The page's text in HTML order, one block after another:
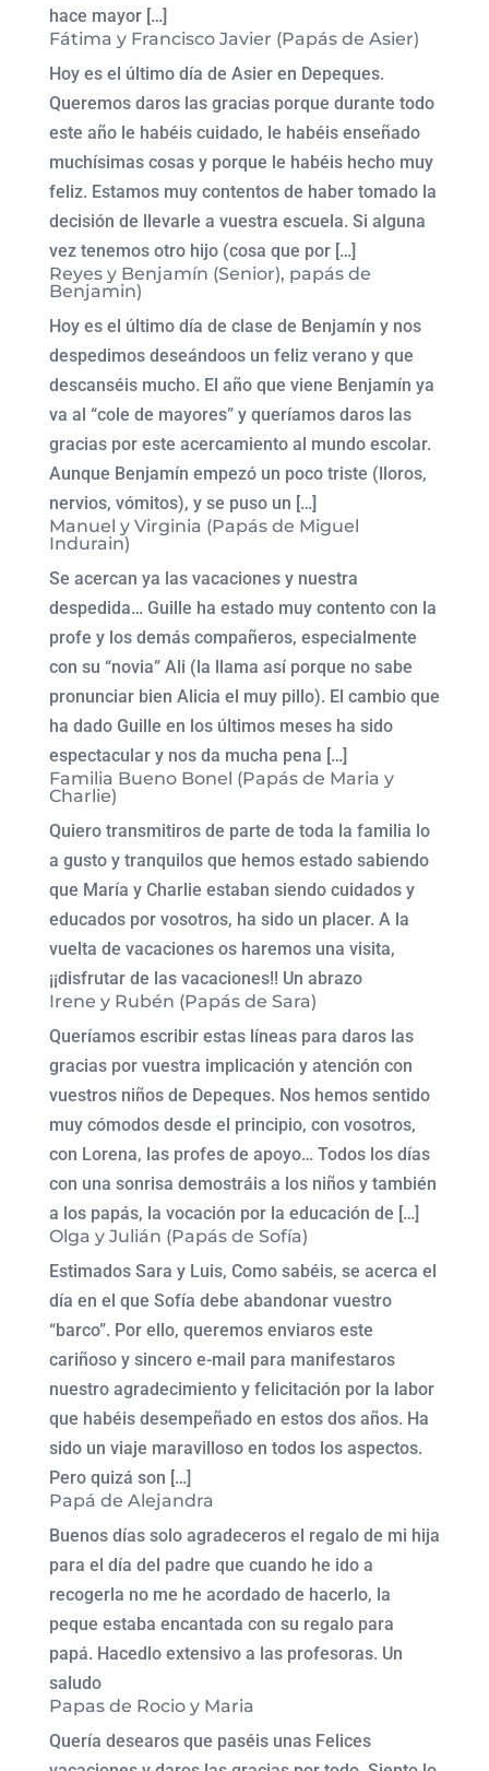
hace mayor […]
Fátima y Francisco Javier (Papás de Asier)
Hoy es el último día de Asier en Depeques.
Queremos daros las gracias porque durante todo
este año le habéis cuidado, le habéis enseñado
muchísimas cosas y porque le habéis hecho muy
feliz. Estamos muy contentos de haber tomado la
decisión de llevarle a vuestra escuela. Si alguna
vez tenemos otro hijo (cosa que por […]
Reyes y Benjamín (Senior), papás de
Benjamin)
Hoy es el último día de clase de Benjamín y nos
despedimos deseándoos un feliz verano y que
descanséis mucho. El año que viene Benjamín ya
va al “cole de mayores” y queríamos daros las
gracias por este acercamiento al mundo escolar.
Aunque Benjamín empezó un poco triste (lloros,
nervios, vómitos), y se puso un […]
Manuel y Virginia (Papás de Miguel
Indurain)
Se acercan ya las vacaciones y nuestra
despedida… Guille ha estado muy contento con la
profe y los demás compañeros, especialmente
con su “novia” Ali (la llama así porque no sabe
pronunciar bien Alicia el muy pillo). El cambio que
ha dado Guille en los últimos meses ha sido
espectacular y nos da mucha pena […]
Familia Bueno Bonel (Papás de Maria y
Charlie)
Quiero transmitiros de parte de toda la familia lo
a gusto y tranquilos que hemos estado sabiendo
que María y Charlie estaban siendo cuidados y
educados por vosotros, ha sido un placer. A la
vuelta de vacaciones os haremos una visita,
¡¡disfrutar de las vacaciones!! Un abrazo
Irene y Rubén (Papás de Sara)
Queríamos escribir estas líneas para daros las
gracias por vuestra implicación y atención con
vuestros niños de Depeques. Nos hemos sentido
muy cómodos desde el principio, con vosotros,
con Lorena, las profes de apoyo… Todos los días
con una sonrisa demostráis a los niños y también
a los papás, la vocación por la educación de […]
Olga y Julián (Papás de Sofía)
Estimados Sara y Luis, Como sabéis, se acerca el
día en el que Sofía debe abandonar vuestro
“barco”. Por ello, queremos enviaros este
cariñoso y sincero e-mail para manifestaros
nuestro agradecimiento y felicitación por la labor
que habéis desempeñado en estos dos años. Ha
sido un viaje maravilloso en todos los aspectos.
Pero quizá son […]
Papá de Alejandra
Buenos días solo agradeceros el regalo de mi hija
para el día del padre que cuando he ido a
recogerla no me he acordado de hacerlo, la
peque estaba encantada con su regalo para
papá. Hacedlo extensivo a las profesoras. Un
saludo
Papas de Rocio y Maria
Quería desearos que paséis unas Felices